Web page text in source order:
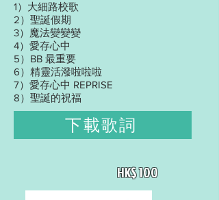
1）大細路校歌
2）聖誕假期
3）魔法變變變
4）愛存心中
5）BB 最重要
6）精靈活潑啦啦啦
7）愛存心中 REPRISE
8）聖誕的祝福
下載歌詞
HK$ 100